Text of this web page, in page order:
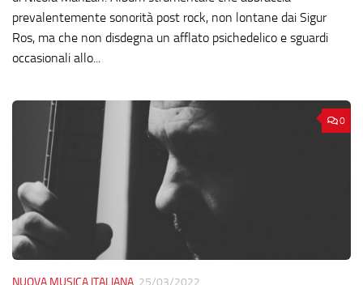
prevalentemente sonorità post rock, non lontane dai Sigur
Ros, ma che non disdegna un afflato psichedelico e sguardi
occasionali allo...
0